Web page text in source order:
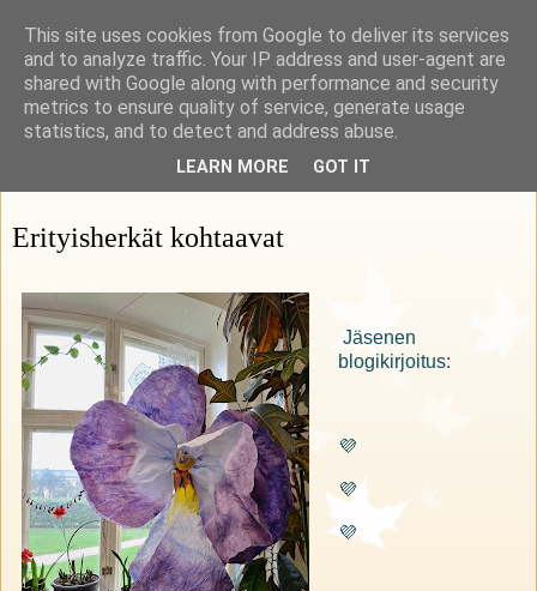
Rohkeasti herkkä
HSP Suomi ry:n blogi
Erityisherkät kohtaavat
Jäsenen
blogikirjoitus:
💜
💜
💜
This site uses cookies from Google to deliver its services
and to analyze traffic. Your IP address and user-agent are
shared with Google along with performance and security
metrics to ensure quality of service, generate usage
statistics, and to detect and address abuse.
LEARN MORE GOT IT